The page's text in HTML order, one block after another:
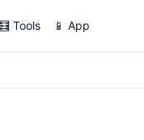
🧮 Tools 📱 App